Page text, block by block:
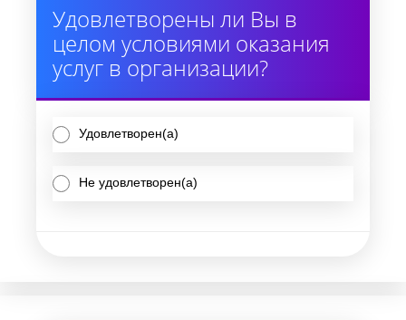
Удовлетворены ли Вы в
целом условиями оказания
услуг в организации?
Удовлетворен(а)
Не удовлетворен(а)